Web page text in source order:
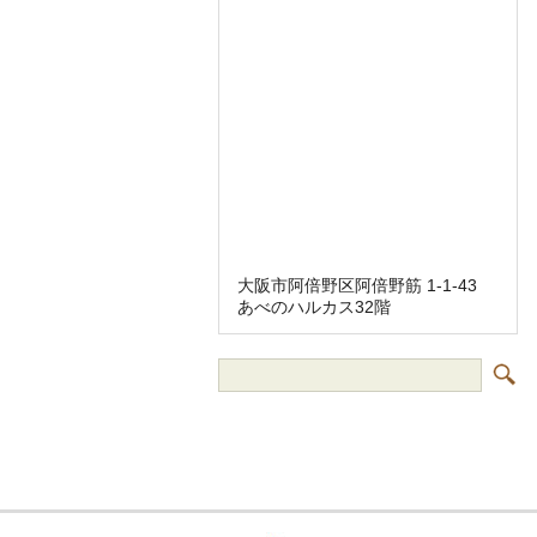
大阪市阿倍野区阿倍野筋 1-1-43
あべのハルカス32階